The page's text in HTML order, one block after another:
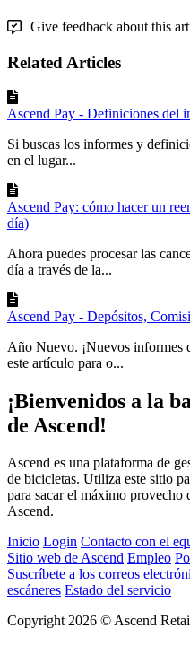
Give feedback about this
Related Articles
Ascend Pay - Definiciones del
Si buscas los informes y
en el lugar...
Ascend Pay: cómo hacer un
día)
Ahora puedes procesar las
día a través de la...
Ascend Pay - Depósitos,
Año Nuevo. ¡Nuevos informes
este artículo para o...
¡Bienvenidos a la
de Ascend!
Ascend es una plataforma de
de bicicletas. Utiliza este sitio
para sacar el máximo provecho
Ascend.
Inicio Login Contacto con el
Sitio web de Ascend Empleo
Suscríbete a los correos
escáneres Estado del servicio
Copyright 2026 © Ascend